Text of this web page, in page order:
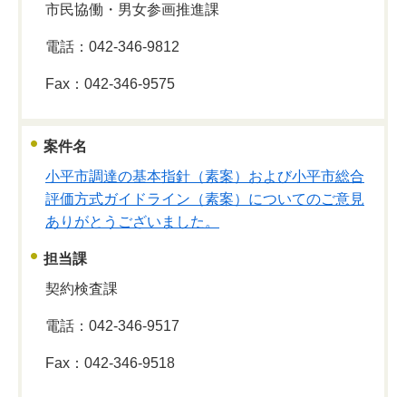
市民協働・男女参画推進課
電話：042-346-9812
Fax：042-346-9575
案件名
小平市調達の基本指針（素案）および小平市総合
評価方式ガイドライン（素案）についてのご意見
ありがとうございました。
担当課
契約検査課
電話：042-346-9517
Fax：042-346-9518